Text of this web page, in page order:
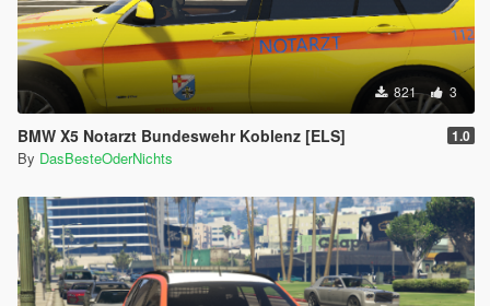
821 3
BMW X5 Notarzt Bundeswehr Koblenz [ELS] 1.0
By DasBesteOderNichts